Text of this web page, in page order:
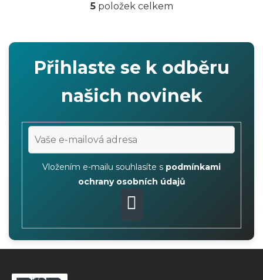
O
l
d
a
c
í
p
r
v
k
y
v
ý
p
5položek celkem
Přihlaste se k odběru
našich novinek
Vložením e-mailu souhlasíte s podmínkami
ochrany osobních údajů
PŘIHLÁSIT
SE